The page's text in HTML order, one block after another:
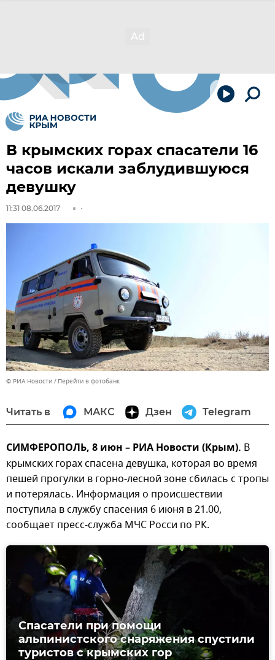
В крымских горах спасатели 16
часов искали заблудившуюся
девушку
11:31 08.06.2017
© РИА Новости Перейти в фотобанк
Читать в МАКС Дзен Telegram
СИМФЕРОПОЛЬ, 8 июн – РИА Новости (Крым). В
крымских горах спасена девушка, которая во время
пешей прогулки в горно-лесной зоне сбилась с тропы
и потерялась. Информация о происшествии
поступила в службу спасения 6 июня в 21.00,
сообщает пресс-служба МЧС Росси по РК.
Спасатели при помощи
альпинистского снаряжения спустили
туристов с крымских гор